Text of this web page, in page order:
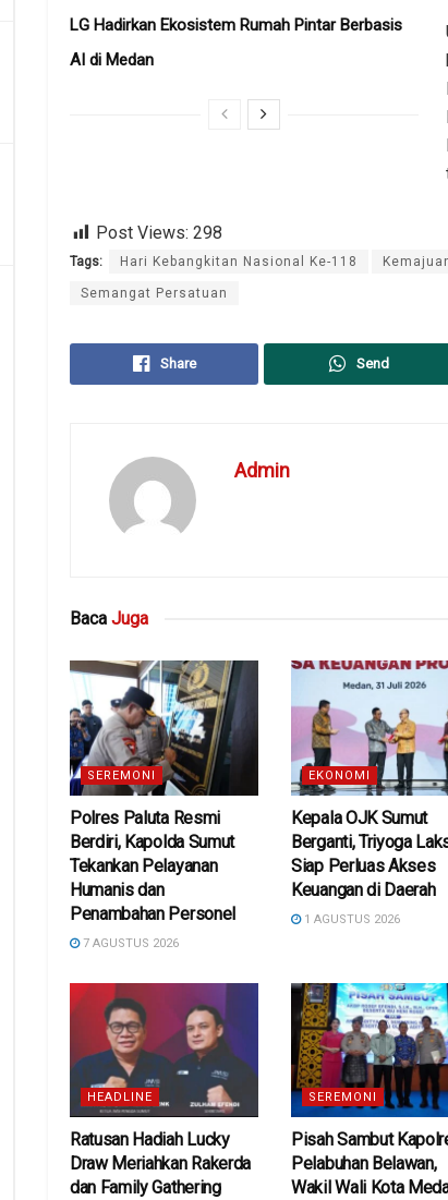
LG Hadirkan Ekosistem Rumah Pintar Berbasis
AI di Medan
Post Views: 298
Tags: Hari Kebangkitan Nasional Ke-118
Semangat Persatuan
Share Send
Admin
Baca Juga
SEREMONI
Polres Paluta Resmi
Berdiri, Kapolda Sumut
Tekankan Pelayanan
Humanis dan
Penambahan Personel
7 AGUSTUS 2026
EKONOMI
Kepala OJK Sumut
Berganti, Triyoga
Siap Perluas Akses
Keuangan di Daerah
1 AGUSTUS 2026
HEADLINE
Ratusan Hadiah Lucky
Draw Meriahkan Rakerda
dan Family Gathering
SEREMONI
Pisah Sambut
Pelabuhan Belawan,
Wakil Wali Kota